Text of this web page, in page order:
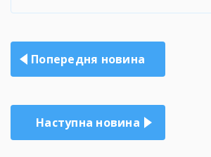
Навігація
записів
Попередня новина
Наступна новина